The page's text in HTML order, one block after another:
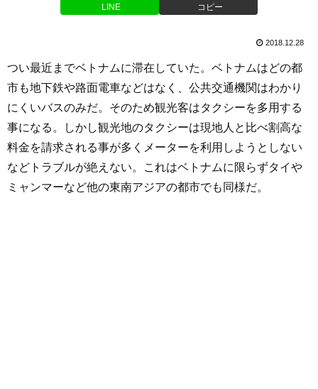
LINE コピー
2018.12.28
つい最近までベトナムに滞在していた。ベトナムはどの都
市も地下鉄や路面電車などはなく、公共交通機関はわかり
にくいバスのみだ。そのため観光客はタクシーを多用する
事になる。しかし観光地のタクシーは現地人と比べ割高な
料金を請求される事が多くメーターを利用しようとしない
などトラブルが絶えない。これはベトナムに限らずタイや
ミャンマーなど他の東南アジアの都市でも同様だ。